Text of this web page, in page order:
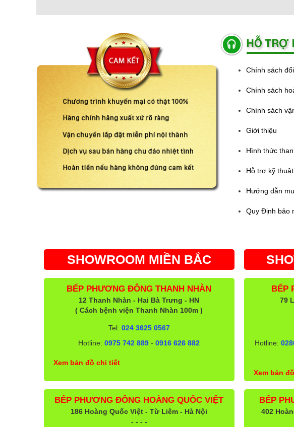
Chính sách
Chính sách
Chính sách
Giới thiệu
Hình thức
Hỗ trợ kỹ
Hướng dẫn
Quy Định bảo
SHOWROOM MIỀN BẮC
BẾP PHƯƠNG ĐÔNG THANH NHÀN
12 Thanh Nhàn - Hai Bà Trưng - HN
( Cách bệnh viện Thanh Nhàn 100m )
Tel: 024 3625 0567
Hotline:0975 742 889 -0916 626 882
Xem bản đồ chi tiết
BẾP PHƯƠNG ĐÔNG HOÀNG QUỐC VIỆT
186 Hoàng Quốc Việt - Từ Liêm - Hà Nội
- - - -
BẾP
79
Hotline:
Xem bản
BẾP
402